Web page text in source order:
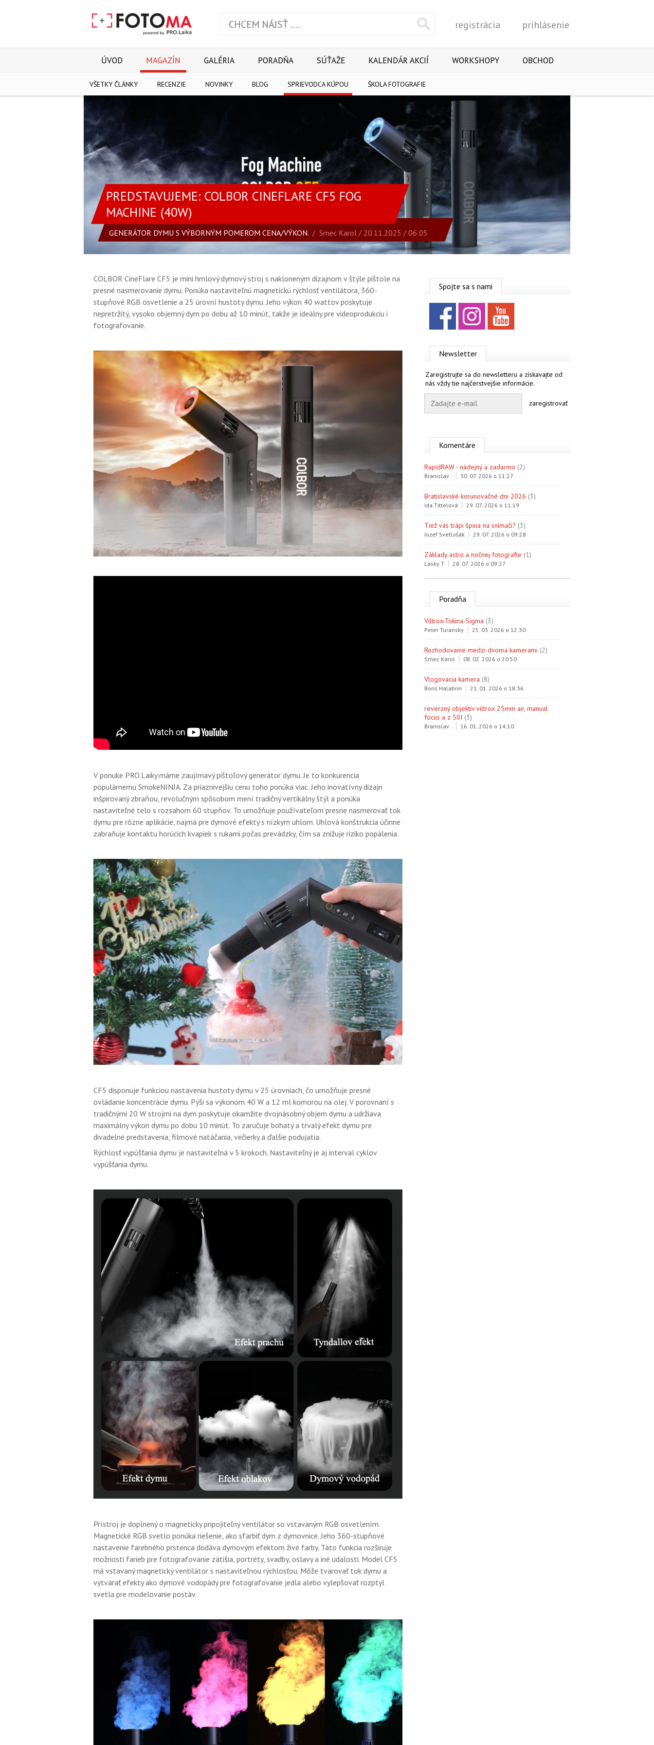
Vyhľadať
registrácia prihlásenie
ÚVOD MAGAZÍN
VŠETKY ČLÁNKY RECENZIE NOVINKY BLOG SPRIEVODCA KÚPOU ŠKOLA FOTOGRAFIE
GALÉRIA PORADŇA SÚŤAŽE KALENDÁR AKCIÍ WORKSHOPY OBCHOD
PREDSTAVUJEME: COLBOR CINEFLARE CF5 FOG
MACHINE (40W)
GENERÁTOR DYMU S VÝBORNÝM POMEROM CENA/VÝKON./ Srnec Karol/ 20.11.2025 / 06:05
COLBOR CineFlare CF5 je mini hmlový dymový stroj s nakloneným dizajnom v štýle pištole na
presné nasmerovanie dymu. Ponúka nastaviteľnú magnetickú rýchlosť ventilátora, 360-
stupňové RGB osvetlenie a 25 úrovní hustoty dymu. Jeho výkon 40 wattov poskytuje
nepretržitý, vysoko objemný dym po dobu až 10 minút, takže je ideálny pre videoprodukciu i
fotografovanie.
V ponuke PRO.Laiky máme zaujímavý pištoľový generátor dymu. Je to konkurencia
populárnemu SmokeNINJA. Za priaznivejšiu cenu toho ponúka viac. Jeho inovatívny dizajn
inšpirovaný zbraňou, revolučným spôsobom mení tradičný vertikálny štýl a ponúka
nastaviteľné telo s rozsahom 60 stupňov. To umožňuje používateľom presne nasmerovať tok
dymu pre rôzne aplikácie, najmä pre dymové efekty s nízkym uhlom. Uhlová konštrukcia účinne
zabraňuje kontaktu horúcich kvapiek s rukami počas prevádzky, čím sa znižuje riziko popálenia.
CF5 disponuje funkciou nastavenia hustoty dymu v 25 úrovniach, čo umožňuje presné
ovládanie koncentrácie dymu. Pýši sa výkonom 40 W a 12 ml komorou na olej. V porovnaní s
tradičnými 20 W strojmi na dym poskytuje okamžite dvojnásobný objem dymu a udržiava
maximálny výkon dymu po dobu 10 minút. To zaručuje bohatý a trvalý efekt dymu pre
divadelné predstavenia, filmové natáčania, večierky a ďalšie podujatia.
Rýchlosť vypúšťania dymu je nastaviteľná v 5 krokoch. Nastaviteľný je aj interval cyklov
vypúšťania dymu.
Prístroj je doplnený o magneticky pripojiteľný ventilátor so vstavaným RGB osvetlením.
Magnetické RGB svetlo ponúka riešenie, ako sfarbiť dym z dymovnice. Jeho 360-stupňové
nastavenie farebného prstenca dodáva dymovým efektom živé farby. Táto funkcia rozširuje
možnosti farieb pre fotografovanie zátišia, portréty, svadby, oslavy a iné udalosti. Model CF5
má vstavaný magnetický ventilátor s nastaviteľnou rýchlosťou. Môže tvarovať tok dymu a
vytvárať efekty ako dymové vodopády pre fotografovanie jedla alebo vylepšovať rozptyl
svetla pre modelovanie postáv.
Spojte sa s nami
Facebook
Newsletter
Zaregistrujte sa do newsletteru a získavajte od
nás vždy tie najčerstvejšie informácie.
zaregistrovať
Komentáre
RapidRAW - nádejný a zadarmo (2)
Branislav . 30. 07. 2026 o 11:27
Bratislavské korunovačné dni 2026 (3)
Ida Tittelová 29. 07. 2026 o 11:19
Tiež vás trápi špina na snímači? (3)
Jozef Svetlošák 29. 07. 2026 o 09:28
Základy astro a nočnej fotografie (1)
Lasky T 28. 07. 2026 o 09:27
Poradňa
Viltrox-Tokina-Sigma (3)
Peter Turansky 25. 03. 2026 o 12:30
Rozhodovanie medzi dvoma kamerami (2)
Srnec Karol 08. 02. 2026 o 20:50
Vlogovacia kamera (8)
Boris Halabrin 21. 01. 2026 o 18:36
reverzný objektív viltrox 25mm air, manual
focus a z 50I (3)
Branislav . 16. 01. 2026 o 14:10